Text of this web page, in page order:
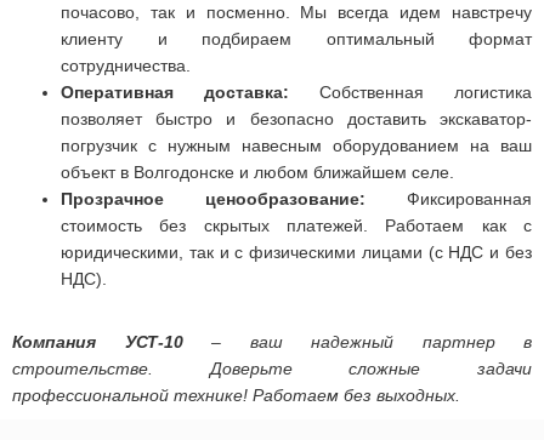
почасово, так и посменно. Мы всегда идем навстречу
клиенту и подбираем оптимальный формат
сотрудничества.
Оперативная доставка: Собственная логистика
позволяет быстро и безопасно доставить экскаватор-
погрузчик с нужным навесным оборудованием на ваш
объект в Волгодонске и любом ближайшем селе.
Прозрачное ценообразование: Фиксированная
стоимость без скрытых платежей. Работаем как с
юридическими, так и с физическими лицами (с НДС и без
НДС).
Компания УСТ-10– ваш надежный партнер в
строительстве. Доверьте сложные задачи
профессиональной технике! Работаем без выходных.